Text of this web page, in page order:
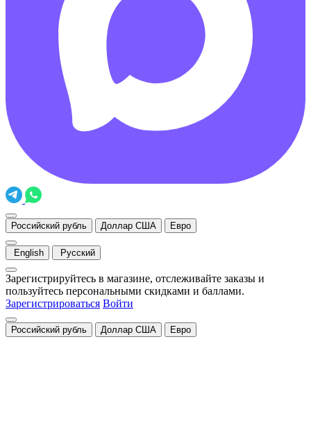
Российский рубль Доллар США Евро
English Русский
Зарегистрируйтесь в магазине, отслеживайте заказы и
пользуйтесь персональными скидками и баллами.
Зарегистрироваться Войти
Российский рубль Доллар США Евро